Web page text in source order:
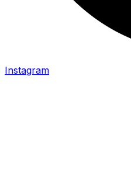
Instagram